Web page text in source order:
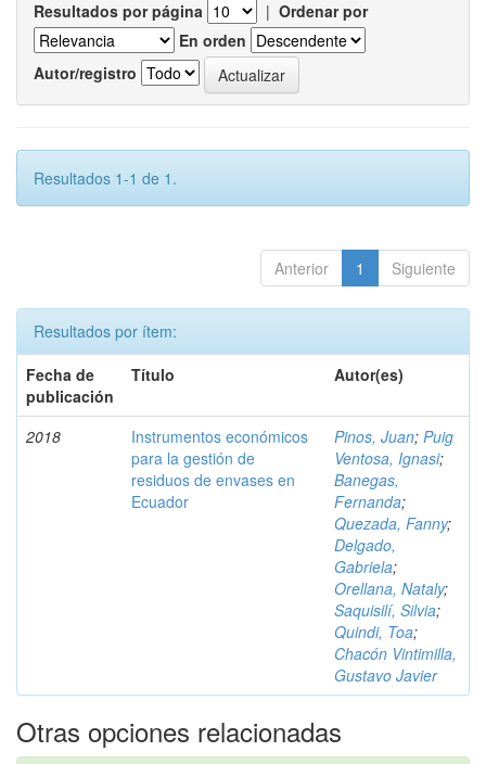
Resultados por página | Ordenar por
En orden
Autor/registro
Resultados 1-1 de 1.
Anterior 1 Siguiente
Resultados por ítem:
Fecha de
publicación
Título Autor(es)
2018
Instrumentos económicos
para la gestión de
residuos de envases en
Ecuador
Pinos, Juan; Puig
Ventosa, Ignasi;
Banegas,
Fernanda;
Quezada, Fanny;
Delgado,
Gabriela;
Orellana, Nataly;
Saquisilí, Silvia;
Quindi, Toa;
Chacón Vintimilla,
Gustavo Javier
Otras opciones relacionadas